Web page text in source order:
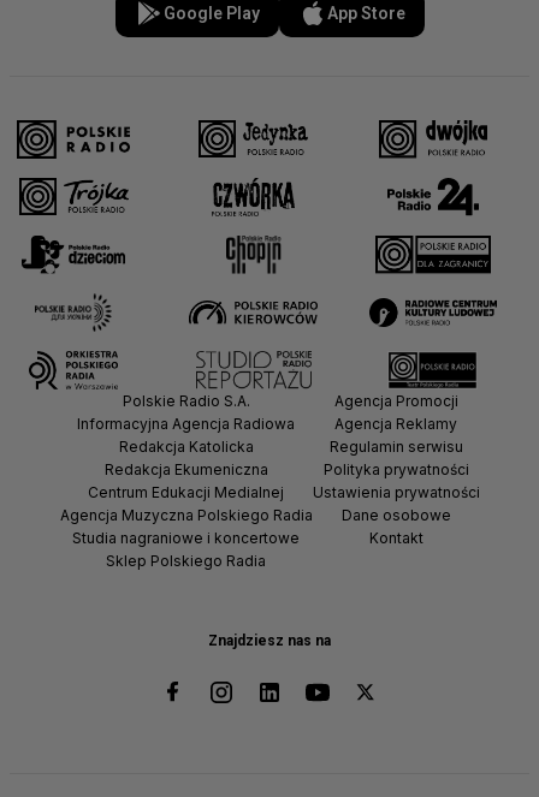
Google Play App Store
Znajdziesz nas na
Polskie Radio S.A.
Informacyjna Agencja Radiowa
Redakcja Katolicka
Redakcja Ekumeniczna
Centrum Edukacji Medialnej
Agencja Muzyczna Polskiego Radia
Studia nagraniowe i koncertowe
Sklep Polskiego Radia
Agencja Promocji
Agencja Reklamy
Regulamin serwisu
Polityka prywatności
Ustawienia prywatności
Dane osobowe
Kontakt